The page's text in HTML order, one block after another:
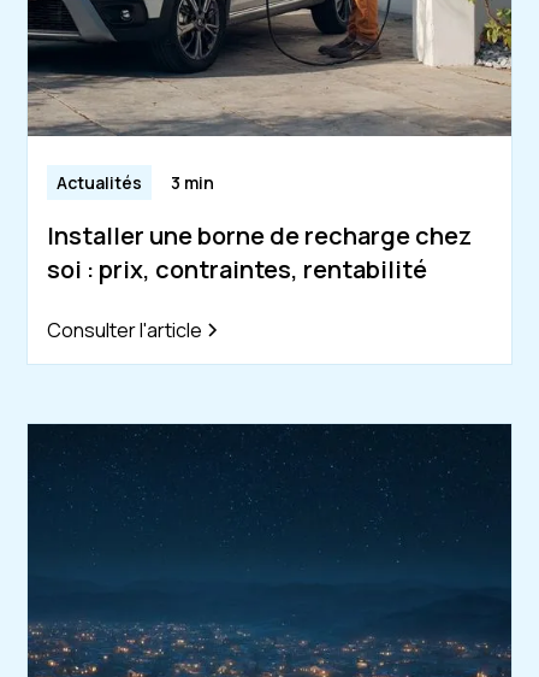
Actualités 3 min
Installer une borne de recharge chez
soi : prix, contraintes, rentabilité
Consulter l'article